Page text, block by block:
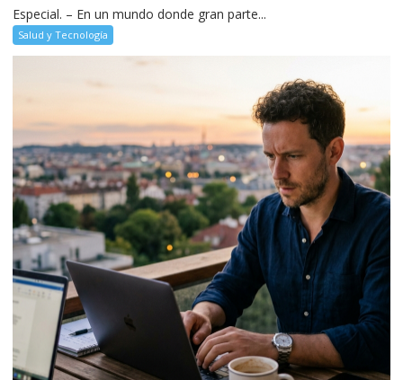
Especial. – En un mundo donde gran parte...
Salud y Tecnología